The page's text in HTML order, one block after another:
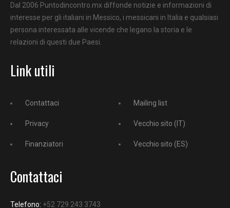
Dal 2006 Puntodincontro.mx diffonde notizie e informazioni di
interesse per gli italiani in Messico, i messicani in Italia e qualsiasi
persona interessata alle vicende che legano la storia e le
relazioni di questi due Paesi.
Link utili
Contattaci
Privacy
Finanziatori
Mailing list
Vecchio sito (IT)
Vecchio sito (ES)
Contattaci
Telefono: +52 729 243 3743